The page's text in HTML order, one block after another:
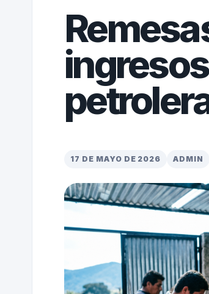
17 DE MAYO DE 2026 ADMIN